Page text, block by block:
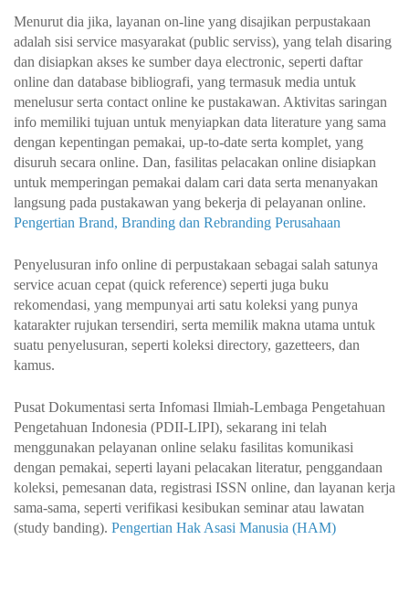
Menurut dia jika, layanan on-line yang disajikan perpustakaan
adalah sisi service masyarakat (public serviss), yang telah disaring
dan disiapkan akses ke sumber daya electronic, seperti daftar
online dan database bibliografi, yang termasuk media untuk
menelusur serta contact online ke pustakawan. Aktivitas saringan
info memiliki tujuan untuk menyiapkan data literature yang sama
dengan kepentingan pemakai, up-to-date serta komplet, yang
disuruh secara online. Dan, fasilitas pelacakan online disiapkan
untuk memperingan pemakai dalam cari data serta menanyakan
langsung pada pustakawan yang bekerja di pelayanan online.
Pengertian Brand, Branding dan Rebranding Perusahaan
Penyelusuran info online di perpustakaan sebagai salah satunya
service acuan cepat (quick reference) seperti juga buku
rekomendasi, yang mempunyai arti satu koleksi yang punya
katarakter rujukan tersendiri, serta memilik makna utama untuk
suatu penyelusuran, seperti koleksi directory, gazetteers, dan
kamus.
Pusat Dokumentasi serta Infomasi Ilmiah-Lembaga Pengetahuan
Pengetahuan Indonesia (PDII-LIPI), sekarang ini telah
menggunakan pelayanan online selaku fasilitas komunikasi
dengan pemakai, seperti layani pelacakan literatur, penggandaan
koleksi, pemesanan data, registrasi ISSN online, dan layanan kerja
sama-sama, seperti verifikasi kesibukan seminar atau lawatan
(study banding). Pengertian Hak Asasi Manusia (HAM)